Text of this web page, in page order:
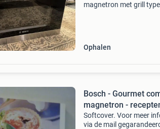
magnetron met grill
Ophalen
Bosch - Gourmet
magnetron -
Softcover. Voor meer
via de mail